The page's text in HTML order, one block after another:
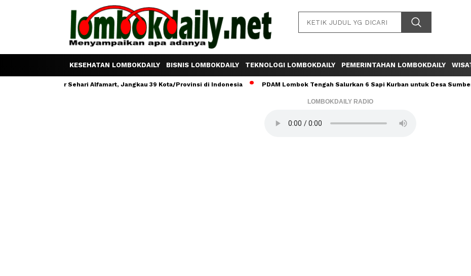
KESEHATAN LOMBOKDAILY BISNIS LOMBOKDAILY TEKNOLOGI LOMBOKDAILY PEMERINTAHAN LOMBOKDAILY
Satu Telur Sehari Alfamart, Jangkau 39 Kota/Provinsi di Indonesia PDAM Lombok Tengah Salurkan 6 Sapi Kurban untuk Desa Sumber Mata
LOMBOKDAILY RADIO